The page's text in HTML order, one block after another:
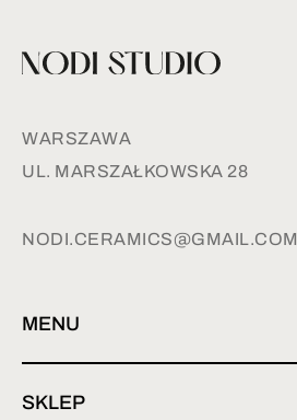
WARSZAWA
UL. MARSZAŁKOWSKA 28
NODI.CERAMICS@GMAIL.COM
MENU
SKLEP